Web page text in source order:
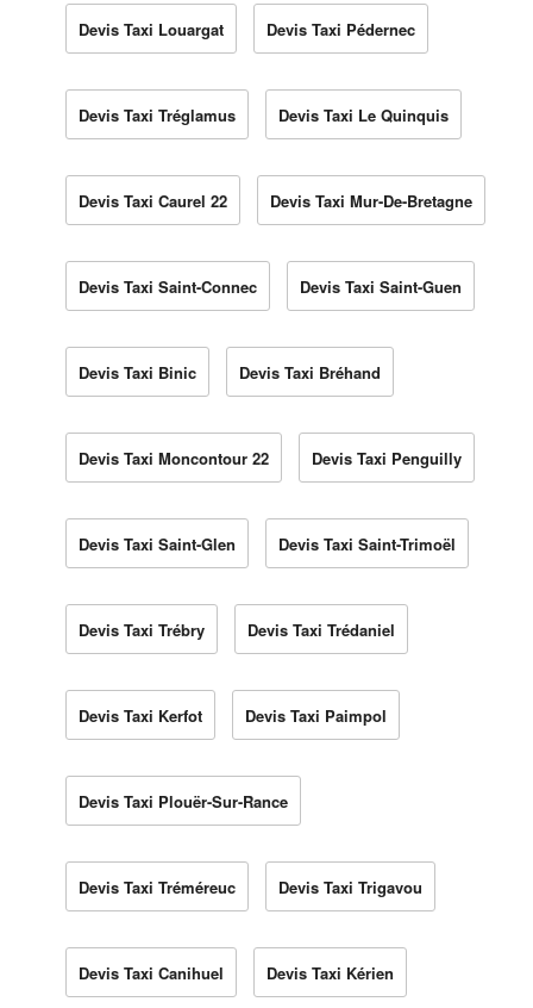
Devis Taxi Louargat Devis Taxi Pédernec
Devis Taxi Tréglamus Devis Taxi Le Quinquis
Devis Taxi Caurel 22 Devis Taxi Mur-De-Bretagne
Devis Taxi Saint-Connec Devis Taxi Saint-Guen
Devis Taxi Binic Devis Taxi Bréhand
Devis Taxi Moncontour 22 Devis Taxi Penguilly
Devis Taxi Saint-Glen Devis Taxi Saint-Trimoël
Devis Taxi Trébry Devis Taxi Trédaniel
Devis Taxi Kerfot Devis Taxi Paimpol
Devis Taxi Plouër-Sur-Rance
Devis Taxi Tréméreuc Devis Taxi Trigavou
Devis Taxi Canihuel Devis Taxi Kérien